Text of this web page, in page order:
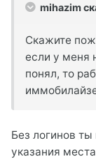
mihazim
Скажите
если у меня
понял, то
Без логинов
указания